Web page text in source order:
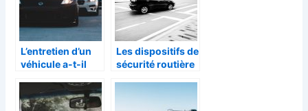
L’entretien d’un
véhicule a-t-il
importance ?
Les dispositifs de
sécurité routière
d’équipements